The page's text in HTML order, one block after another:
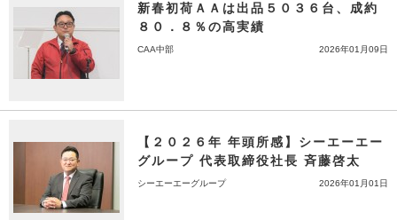
新春初荷ＡＡは出品５０３６台、成約
８０．８％の高実績
CAA中部 2026年01月09日
【２０２６年 年頭所感】シーエーエー
グループ 代表取締役社長 斉藤啓太
シーエーエーグループ 2026年01月01日